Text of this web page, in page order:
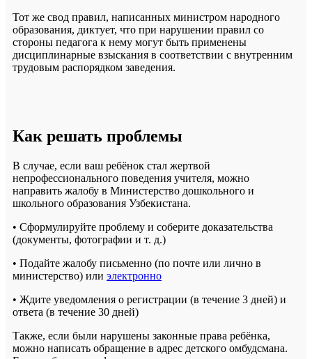
Тот же свод правил, написанных министром народного
образования, диктует, что при нарушении правил со
стороны педагога к нему могут быть применены
дисциплинарные взыскания в соответствии с внутренним
трудовым распорядком заведения.
Как решать проблемы
В случае, если ваш ребёнок стал жертвой
непрофессионального поведения учителя, можно
направить жалобу в Министерство дошкольного и
школьного образования Узбекистана.
• Сформулируйте проблему и соберите доказательства
(документы, фотографии и т. д.)
• Подайте жалобу письменно (по почте или лично в
министерство) или электронно
• Ждите уведомления о регистрации (в течение 3 дней) и
ответа (в течение 30 дней)
Также, если были нарушены законные права ребёнка,
можно написать обращение в адрес детского омбудсмана.